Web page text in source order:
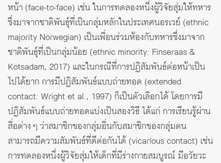
หน้า (face-to-face) เช่น ในการทดลองหนึ่งผู้วิจัยสุ่มให้ทหาร
ซึ่งมาจากชาติพันธุ์ที่เป็นกลุ่มหลักในประเทศนอรเวย์ (ethnic
majority Norwegian) เป็นเพื่อนร่วมห้องกับทหารซึ่งมาจาก
ชาติพันธุ์ที่เป็นกลุ่มน้อย (ethnic minority: Finseraas &
Kotsadam, 2017) และในกรณีที่การปฏิสัมพันธ์ต่อหน้าเป็น
ไปได้ยาก การมีปฏิสัมพันธ์แบบถ่ายทอด (extended
contact: Wright et al., 1997) ก็เป็นตัวเลือกได้ โดยการมี
ปฏิสัมพันธ์แบบถ่ายทอดแบ่งเป็นสองวิธี ได้แก่ การเรียนรู้ผ่าน
สื่อต่าง ๆ ว่าสมาชิกของกลุ่มอื่นกับสมาชิกของกลุ่มตน
สามารถมีความสัมพันธ์ที่ดีต่อกันได้ (vicarious contact) เช่น
การทดลองหนึ่งผู้วิจัยสุ่มให้เด็กที่มีร่างกายสมบูรณ์ มีอวัยวะ